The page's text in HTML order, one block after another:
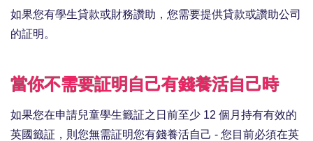
如果您有學生貸款或財務讚助，您需要提供貸款或讚助公司
的証明。
當你不需要証明自己有錢養活自己時
如果您在申請兒童學生籤証之日前至少 12 個月持有有效的
英國籤証，則您無需証明您有錢養活自己 - 您目前必須在英